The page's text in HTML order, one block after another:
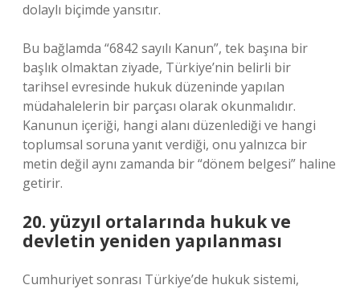
dolaylı biçimde yansıtır.
Bu bağlamda “6842 sayılı Kanun”, tek başına bir
başlık olmaktan ziyade, Türkiye’nin belirli bir
tarihsel evresinde hukuk düzeninde yapılan
müdahalelerin bir parçası olarak okunmalıdır.
Kanunun içeriği, hangi alanı düzenlediği ve hangi
toplumsal soruna yanıt verdiği, onu yalnızca bir
metin değil aynı zamanda bir “dönem belgesi” haline
getirir.
20. yüzyıl ortalarında hukuk ve
devletin yeniden yapılanması
Cumhuriyet sonrası Türkiye’de hukuk sistemi,